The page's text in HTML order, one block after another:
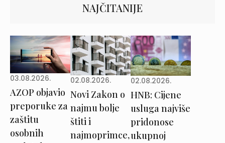
NAJČITANIJE
03.08.2026.
AZOP objavio
preporuke za
zaštitu
osobnih
02.08.2026.
Novi Zakon o
najmu bolje
štiti i
najmoprimce,
02.08.2026.
HNB: Cijene
usluga najviše
pridonose
ukupnoj